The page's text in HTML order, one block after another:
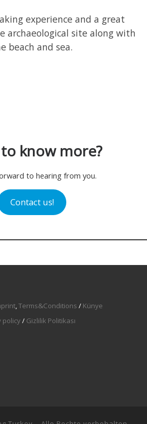
experience and a great
archaeological site along with
beach and sea.
know more?
to hearing from you.
Contact us!
,Terms&Conditions / Künye
policy/ Gizlilik Politikası